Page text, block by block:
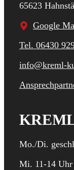
65623
Google
Tel. 06430
info@kreml-
Mo./Di.
Mi. 11-14